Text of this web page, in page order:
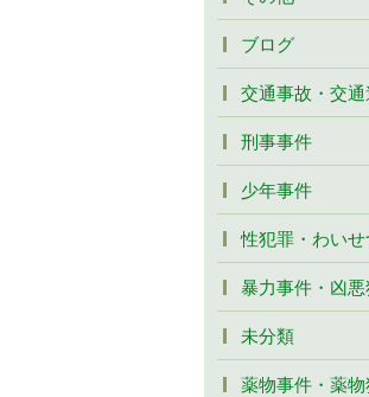
ブログ
交通事故・交通
刑事事件
少年事件
性犯罪・わい
暴力事件・凶
未分類
薬物事件・薬